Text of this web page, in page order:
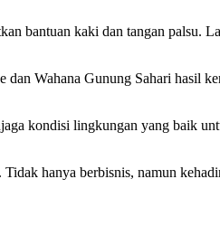
bantuan kaki dan tangan palsu.
Wahana Gunung Sahari hasil
kondisi lingkungan yang baik
hanya berbisnis, namun